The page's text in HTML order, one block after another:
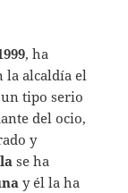
, ha
la alcaldía el
tipo serio
del ocio,
y
se ha
y él la ha